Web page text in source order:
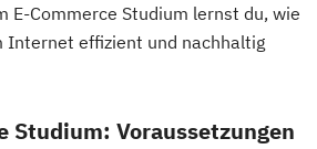
E-Commerce Studium lernst du, wie
Internet effizient und nachhaltig
Studium: Voraussetzungen